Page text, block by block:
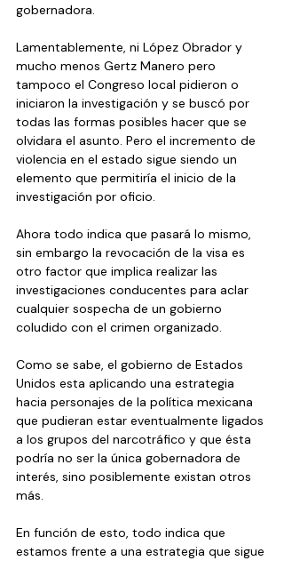
gobernadora.
Lamentablemente, ni López Obrador y
mucho menos Gertz Manero pero
tampoco el Congreso local pidieron o
iniciaron la investigación y se buscó por
todas las formas posibles hacer que se
olvidara el asunto. Pero el incremento de
violencia en el estado sigue siendo un
elemento que permitiría el inicio de la
investigación por oficio.
Ahora todo indica que pasará lo mismo,
sin embargo la revocación de la visa es
otro factor que implica realizar las
investigaciones conducentes para aclar
cualquier sospecha de un gobierno
coludido con el crimen organizado.
Como se sabe, el gobierno de Estados
Unidos esta aplicando una estrategia
hacia personajes de la política mexicana
que pudieran estar eventualmente ligados
a los grupos del narcotráfico y que ésta
podría no ser la única gobernadora de
interés, sino posiblemente existan otros
más.
En función de esto, todo indica que
estamos frente a una estrategia que sigue